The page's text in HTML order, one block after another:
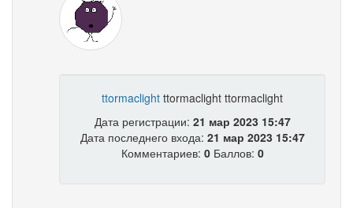
ttormaclight ttormaclight ttormaclight
Дата регистрации: 21 мар 2023 15:47
Дата последнего входа: 21 мар 2023 15:47
Комментариев: 0Баллов: 0